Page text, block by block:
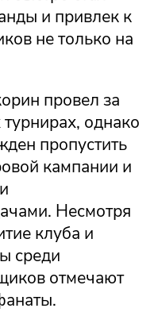
и привлек к
не только на
провел за
однако
пропустить
кампании и
Несмотря
клуба и
среди
отмечают